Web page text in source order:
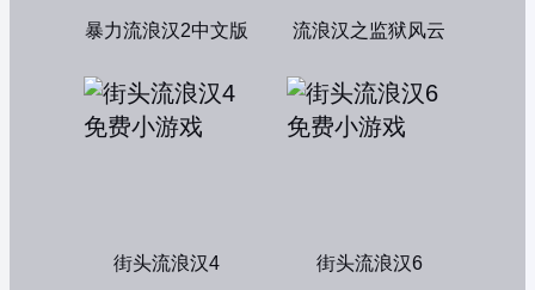
暴力流浪汉2中文版 流浪汉之监狱风云
街头流浪汉4 街头流浪汉6